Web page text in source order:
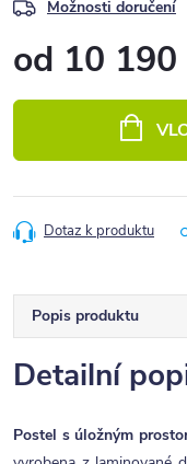
Možnosti doručení
od 10 190
Dotaz k produktu
Popis produktu
Detailní
Postel s úložným